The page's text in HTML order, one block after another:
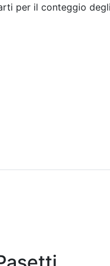
per il conteggio